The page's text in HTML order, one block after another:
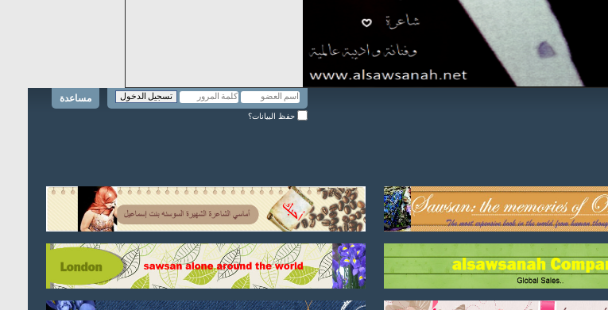
مساعدة
حفظ البيانات؟